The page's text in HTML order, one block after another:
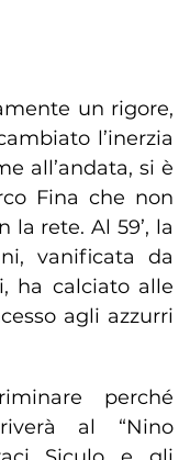
un rigore,
l’inerzia
all’andata, si è
Fina che non
rete. Al 59’, la
vanificata da
ha calciato alle
agli azzurri
perché
al “Nino